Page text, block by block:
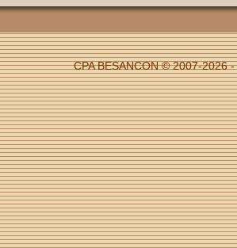
CPA BESANCON © 2007-2026